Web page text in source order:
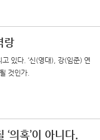
랑
있다. ‘신(영대), 강(임준) 연
것인가.
의혹’이 아니다.